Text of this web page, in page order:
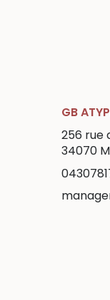
GB
256 rue
34070